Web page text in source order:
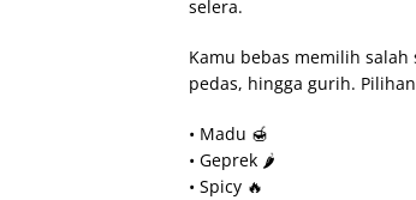
selera.
Kamu bebas memilih
pedas, hingga gurih.
• Madu 🍯
• Geprek 🌶️
• Spicy 🔥